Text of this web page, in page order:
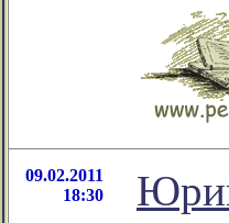
09.02.2011
18:30